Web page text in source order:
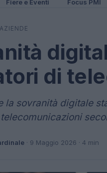
Fiere e Eventi Focus PMI
di
la sovranità digitale
· 9 Maggio 2026 · 4 min